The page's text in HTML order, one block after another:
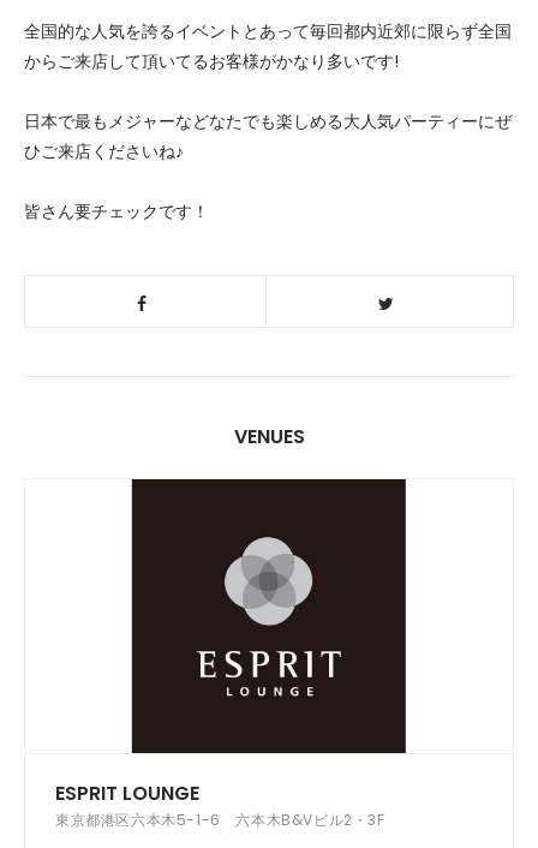
全国的な人気を誇るイベントとあって毎回都内近郊に限らず全国
からご来店して頂いてるお客様がかなり多いです!
日本で最もメジャーなどなたでも楽しめる大人気パーティーにぜ
ひご来店くださいね♪
皆さん要チェックです！
VENUES
ESPRIT LOUNGE
東京都港区六本木5-1-6 六本木B&Vビル2・3F